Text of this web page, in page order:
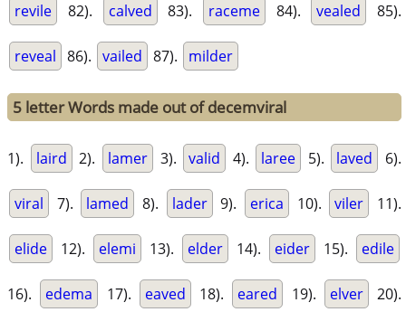
revile 82). calved 83). raceme 84). vealed 85).
reveal 86). vailed 87). milder
5 letter Words made out of decemviral
1). laird 2). lamer 3). valid 4). laree 5). laved 6).
viral 7). lamed 8). lader 9). erica 10). viler 11).
elide 12). elemi 13). elder 14). eider 15). edile
16). edema 17). eaved 18). eared 19). elver 20).